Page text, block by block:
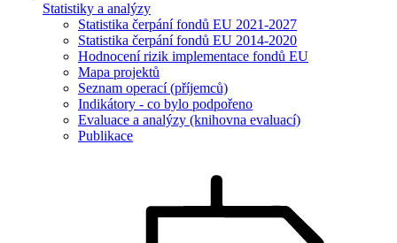
Statistiky a analýzy
Statistika čerpání fondů EU 2021-2027
Statistika čerpání fondů EU 2014-2020
Hodnocení rizik implementace fondů EU
Mapa projektů
Seznam operací (příjemců)
Indikátory - co bylo podpořeno
Evaluace a analýzy (knihovna evaluací)
Publikace